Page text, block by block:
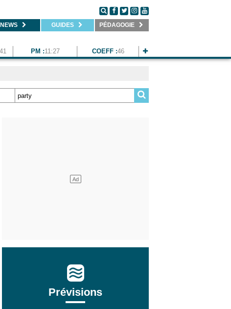
NEWS GUIDES PÉDAGOGIE
PM :11:27 COEFF :46
Prévisions